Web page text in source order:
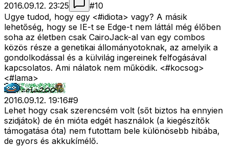
2016.09.12. 23:25
#10
Ugye tudod, hogy egy <#idiota> vagy? A másik
lehetőség, hogy se IE-t se Edge-t nem láttál még élőben
soha az életben csak CairoJack-al van egy combos
közös része a genetikai állományotoknak, az amelyik a
gondolkodással és a külvilág ingereinek felfogásával
kapcsolatos. Ami nálatok nem működik. <#kocsog>
<#lama>
2016.09.12. 19:16#9
Lehet hogy csak szerencsém volt (sőt biztos ha ennyien
szidjátok) de én mióta edgét használok (a kiegészítők
támogatása óta) nem futottam bele különösebb hibába,
de gyors és akkukímélő.